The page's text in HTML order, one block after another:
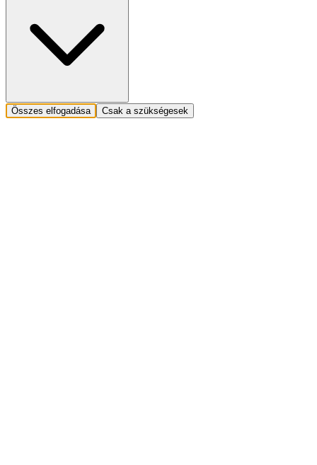
Összes elfogadása Csak a szükségesek